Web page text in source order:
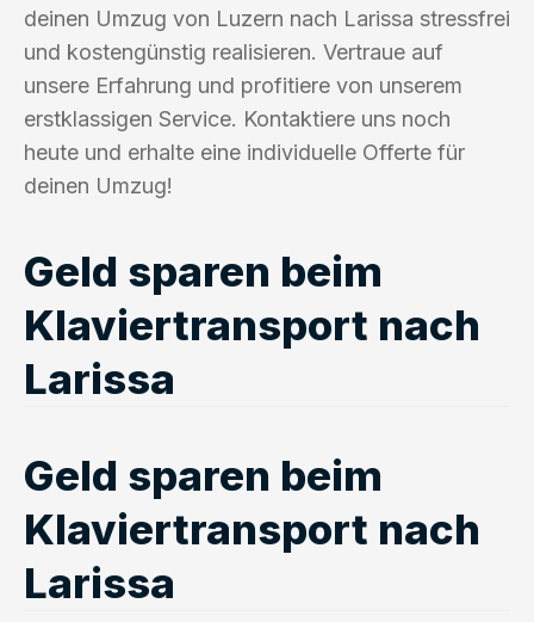
deinen Umzug von Luzern nach Larissa stressfrei
und kostengünstig realisieren. Vertraue auf
unsere Erfahrung und profitiere von unserem
erstklassigen Service. Kontaktiere uns noch
heute und erhalte eine individuelle Offerte für
deinen Umzug!
Geld sparen beim
Klaviertransport nach
Larissa
Geld sparen beim
Klaviertransport nach
Larissa